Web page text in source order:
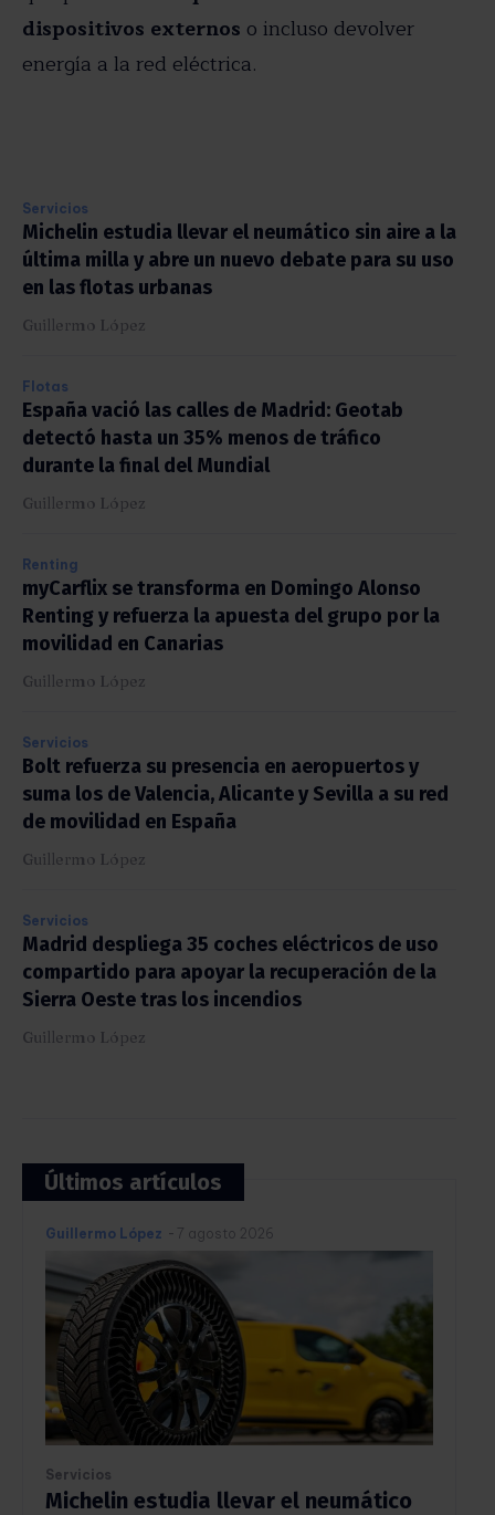
dispositivos externos o incluso devolver
energía a la red eléctrica.
Servicios
Michelin estudia llevar el neumático sin aire a la
última milla y abre un nuevo debate para su uso
en las flotas urbanas
Guillermo López
Flotas
España vació las calles de Madrid: Geotab
detectó hasta un 35% menos de tráfico
durante la final del Mundial
Guillermo López
Renting
myCarflix se transforma en Domingo Alonso
Renting y refuerza la apuesta del grupo por la
movilidad en Canarias
Guillermo López
Servicios
Bolt refuerza su presencia en aeropuertos y
suma los de Valencia, Alicante y Sevilla a su red
de movilidad en España
Guillermo López
Servicios
Madrid despliega 35 coches eléctricos de uso
compartido para apoyar la recuperación de la
Sierra Oeste tras los incendios
Guillermo López
Últimos artículos
Guillermo López - 7 agosto 2026
Servicios
Michelin estudia llevar el neumático